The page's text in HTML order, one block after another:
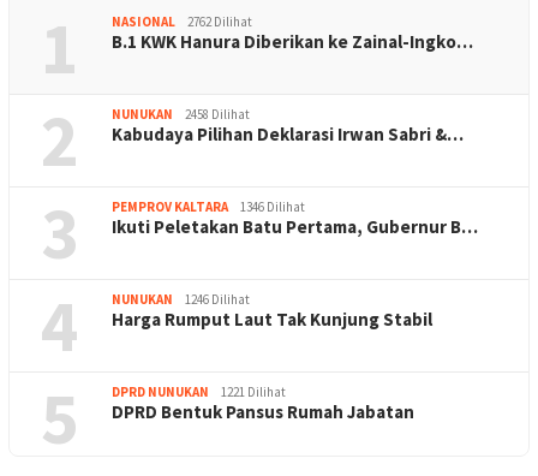
1 NASIONAL 2762 Dilihat
B.1 KWK Hanura Diberikan ke Zainal-Ingko…
2 NUNUKAN 2458 Dilihat
Kabudaya Pilihan Deklarasi Irwan Sabri &…
3 PEMPROV KALTARA 1346 Dilihat
Ikuti Peletakan Batu Pertama, Gubernur B…
4 NUNUKAN 1246 Dilihat
Harga Rumput Laut Tak Kunjung Stabil
5 DPRD NUNUKAN 1221 Dilihat
DPRD Bentuk Pansus Rumah Jabatan